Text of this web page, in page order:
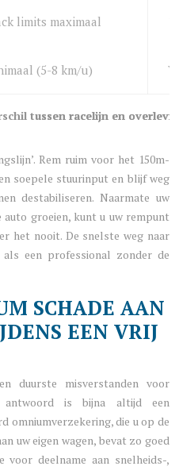
tussen racelijn en
limits maximaal
(5-8 km/u)
Rem ruim voor het 150m-
soepele stuurinput en blijf weg
destabiliseren. Naarmate uw
groeien, kunt u uw rempunt
het nooit. De snelste weg naar
een professional zonder de
SCHADE AAN
EEN VRIJ
duurste misverstanden voor
antwoord is bijna altijd een
omniumverzekering, die u op de
uw eigen wagen, bevat zo goed
deelname aan snelheids-,